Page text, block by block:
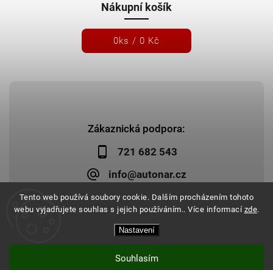
Tento web používá soubory cookie. Dalším procházením tohoto
webu vyjadřujete souhlas s jejich používáním.. Více informací zde.
Nastavení
Souhlasím
Zákaznická podpora:
721 682 543
info@autonar.cz
Nákupní košík
0ks / 0 Kč
Autonar.cz. Všechna práva vyhrazena.
| Design Shoptak.cz